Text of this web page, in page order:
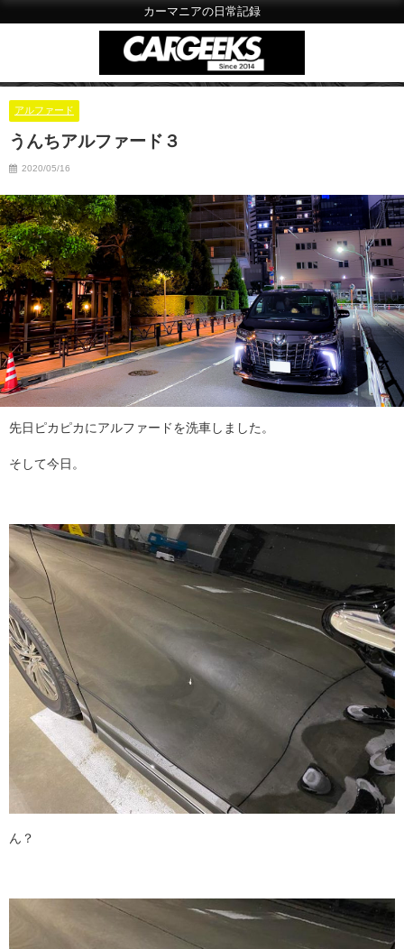
カーマニアの日常記録
アルファード
うんちアルファード３
2020/05/16
先日ピカピカにアルファードを洗車しました。
そして今日。
ん？